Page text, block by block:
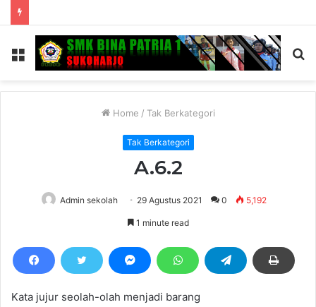
Menu
Home / Tak Berkategori
Tak Berkategori
A.6.2
Admin sekolah 29 Agustus 2021 0 5,192
1 minute read
Kata jujur seolah-olah menjadi barang